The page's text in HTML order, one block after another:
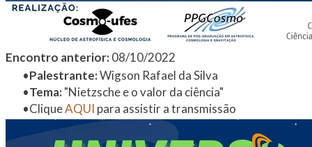
Encontro anterior:08/10/2022
Palestrante:Wigson Rafael da Silva
Tema:"Nietzsche e o valor da ciência"
​Clique ​AQUI para assistir a transmissão